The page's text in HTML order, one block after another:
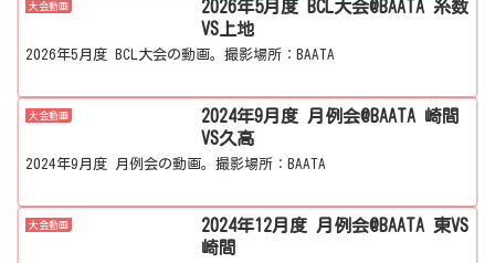
大会動画
2026年5月度 BCL大会@BAATA 糸数
VS上地
2026年5月度 BCL大会の動画。撮影場所：BAATA
大会動画
2024年9月度 月例会@BAATA 崎間
VS久高
2024年9月度 月例会の動画。撮影場所：BAATA
大会動画
2024年12月度 月例会@BAATA 東VS
崎間